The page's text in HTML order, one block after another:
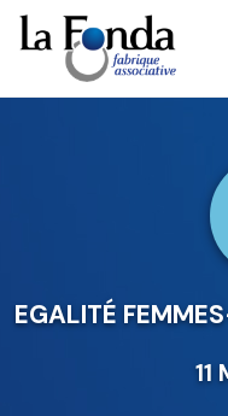
Aller
au
contenu
principal
EGALITÉ
11